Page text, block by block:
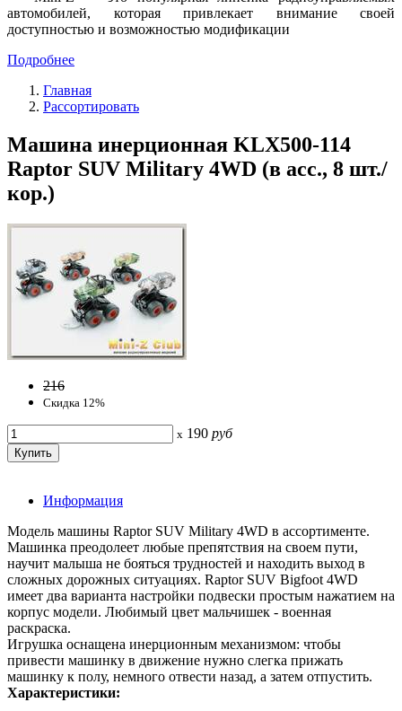
автомобилей, которая привлекает внимание своей
доступностью и возможностью модификации
Подробнее
Главная
Рассортировать
Машина инерционная KLX500-114
Raptor SUV Military 4WD (в асс., 8 шт./
кор.)
216
Скидка 12%
x 190 руб
Информация
Модель машины Raptor SUV Military 4WD в ассортименте.
Машинка преодолеет любые препятствия на своем пути,
научит малыша не бояться трудностей и находить выход в
сложных дорожных ситуациях. Raptor SUV Bigfoot 4WD
имеет два варианта настройки подвески простым нажатием на
корпус модели. Любимый цвет мальчишек - военная
раскраска.
Игрушка оснащена инерционным механизмом: чтобы
привести машинку в движение нужно слегка прижать
машинку к полу, немного отвести назад, а затем отпустить.
Характеристики: